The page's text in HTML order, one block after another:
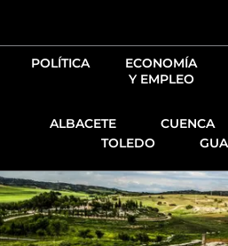
contenido
POLÍTICA
ECONOMÍA
Y EMPLEO
ALBACETE CUENCA
TOLEDO